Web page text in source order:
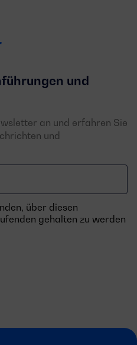
und
an und erfahren Sie
und
über diesen
gehalten zu werden